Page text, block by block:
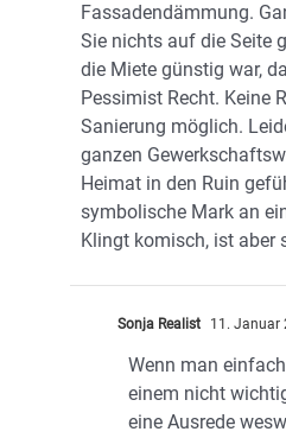
Fassadendämmung.
Sie nichts auf die Seite
die Miete günstig war,
Pessimist Recht. Keine
Sanierung möglich.
ganzen
Heimat in den Ruin
symbolische Mark an
Klingt komisch, ist aber
Sonja Realist 11. Januar
Wenn man
einem nicht
eine Ausrede